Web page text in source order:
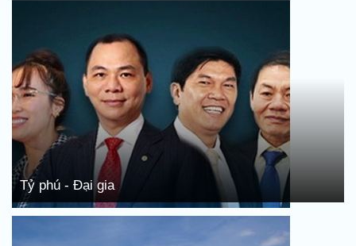
Tỷ phú - Đại gia